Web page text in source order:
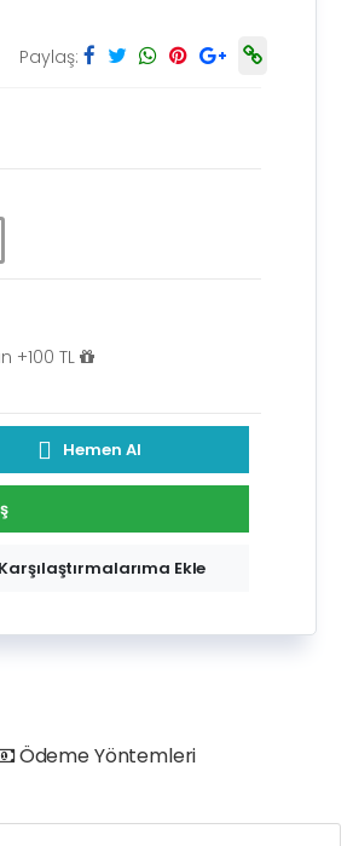
Paylaş:
+100 TL
Hemen Al
Karşılaştırmalarıma Ekle
Ödeme Yöntemleri